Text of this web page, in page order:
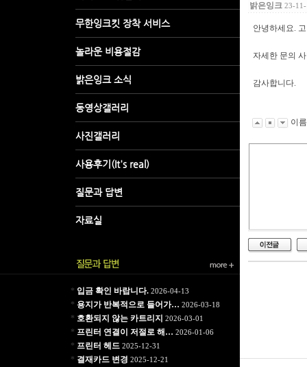
* 입금 확인 바랍니다.2026-04-13
* 용지가 반복적으로 들어가… 2026-03-18
* 호환되지 않는 카트리지 2026-03-01
* 프린터 연결이 저절로 해… 2026-01-06
* 프린터 헤드 2025-12-31
* 결재카드 변경 2025-12-21
밝은잉크 23-
안녕하세요.
자세한 문의
감사합니다.
이